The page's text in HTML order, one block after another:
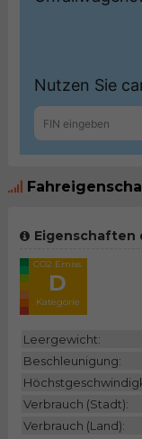
Eigenschaften
CO2 Emiss.
D
Kategorie
Leergewicht:
Beschleunigung:
Verbrauch (Stadt):
Verbrauch (Land):